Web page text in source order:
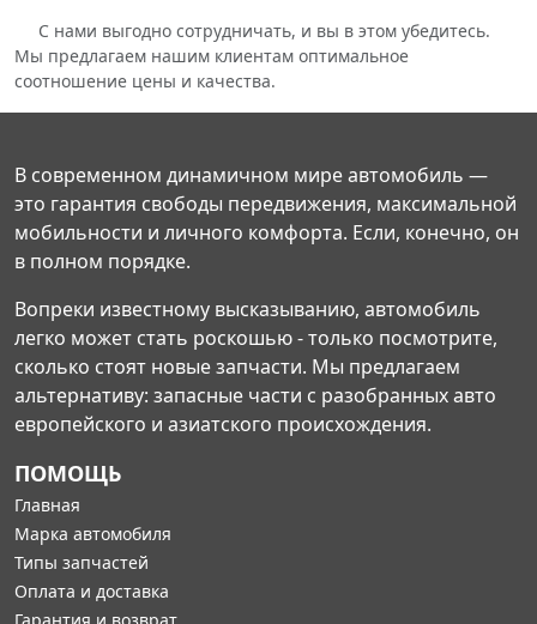
С нами выгодно сотрудничать, и вы в этом убедитесь.
Мы предлагаем нашим клиентам оптимальное
соотношение цены и качества.
В современном динамичном мире автомобиль —
это гарантия свободы передвижения, максимальной
мобильности и личного комфорта. Если, конечно, он
в полном порядке.
Вопреки известному высказыванию, автомобиль
легко может стать роскошью - только посмотрите,
сколько стоят новые запчасти. Мы предлагаем
альтернативу: запасные части с разобранных авто
европейского и азиатского происхождения.
ПОМОЩЬ
Главная
Марка автомобиля
Типы запчастей
Оплата и доставка